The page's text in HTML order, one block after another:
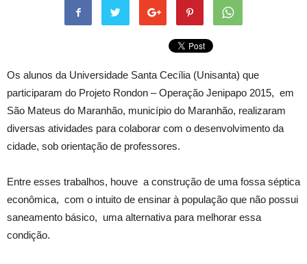
Os alunos da Universidade Santa Cecília (Unisanta) que
participaram do Projeto Rondon – Operação Jenipapo 2015, em
São Mateus do Maranhão, município do Maranhão, realizaram
diversas atividades para colaborar com o desenvolvimento da
cidade, sob orientação de professores.
Entre esses trabalhos, houve a construção de uma fossa séptica
econômica, com o intuito de ensinar à população que não possui
saneamento básico, uma alternativa para melhorar essa
condição.